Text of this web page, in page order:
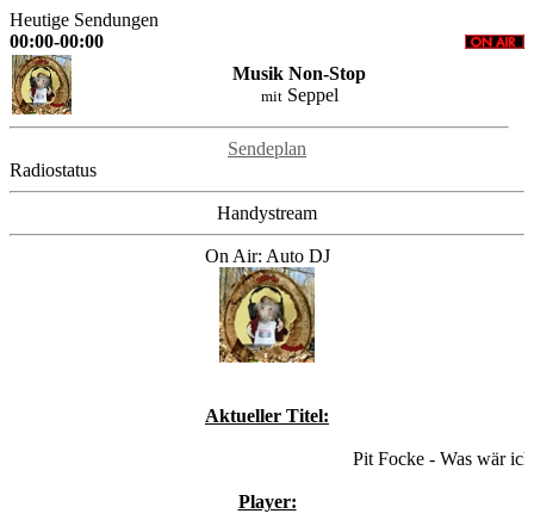
Heutige Sendungen
00:00-00:00
Musik Non-Stop
mitSeppel
Sendeplan
Radiostatus
Handystream
On Air: Auto DJ
Aktueller Titel:
Pit Focke - Was wär ich
Player: